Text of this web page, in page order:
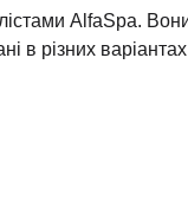
AlfaSpa.
в різних